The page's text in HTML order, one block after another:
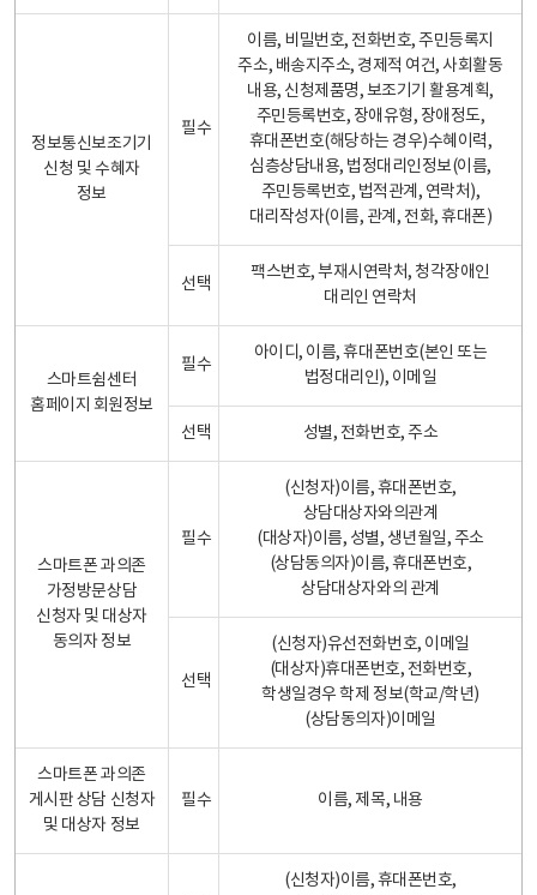
정보통신보조기기
신청 및 수혜자
정보
필수
이름, 비밀번호, 전화번호, 주민등록지
주소, 배송지주소, 경제적 여건, 사회활동
내용, 신청제품명, 보조기기 활용계획,
주민등록번호, 장애유형, 장애정도,
휴대폰번호(해당하는 경우)수혜이력,
심층상담내용, 법정대리인정보(이름,
주민등록번호, 법적관계, 연락처),
대리작성자(이름, 관계, 전화, 휴대폰)
선택
팩스번호, 부재시연락처, 청각장애인
대리인 연락처
스마트쉼센터
홈페이지 회원정보
필수
아이디, 이름, 휴대폰번호(본인 또는
법정대리인), 이메일
선택 성별, 전화번호, 주소
스마트폰 과의존
가정방문상담
신청자 및 대상자
동의자 정보
필수
(신청자)이름, 휴대폰번호,
상담대상자와의관계
(대상자)이름, 성별, 생년월일, 주소
(상담동의자)이름, 휴대폰번호,
상담대상자와의 관계
선택
(신청자)유선전화번호, 이메일
(대상자)휴대폰번호, 전화번호,
학생일경우 학제 정보(학교/학년)
(상담동의자)이메일
스마트폰 과의존
게시판 상담 신청자
및 대상자 정보
필수 이름, 제목, 내용
(신청자)이름, 휴대폰번호,